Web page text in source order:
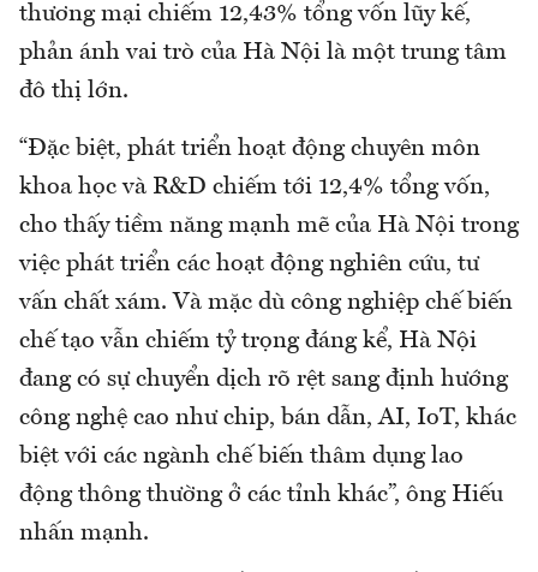
thương mại chiếm 12,43% tổng vốn lũy kế,
phản ánh vai trò của Hà Nội là một trung tâm
đô thị lớn.
“Đặc biệt, phát triển hoạt động chuyên môn
khoa học và R&D chiếm tới 12,4% tổng vốn,
cho thấy tiềm năng mạnh mẽ của Hà Nội trong
việc phát triển các hoạt động nghiên cứu, tư
vấn chất xám. Và mặc dù công nghiệp chế biến
chế tạo vẫn chiếm tỷ trọng đáng kể, Hà Nội
đang có sự chuyển dịch rõ rệt sang định hướng
công nghệ cao như chip, bán dẫn, AI, IoT, khác
biệt với các ngành chế biến thâm dụng lao
động thông thường ở các tỉnh khác”, ông Hiếu
nhấn mạnh.